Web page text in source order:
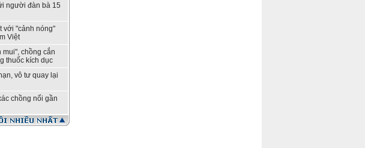
người đàn bà 15
với "cảnh nóng"
Việt
mui", chồng cắn
thuốc kích dục
vô tư quay lại
chồng nổi gần